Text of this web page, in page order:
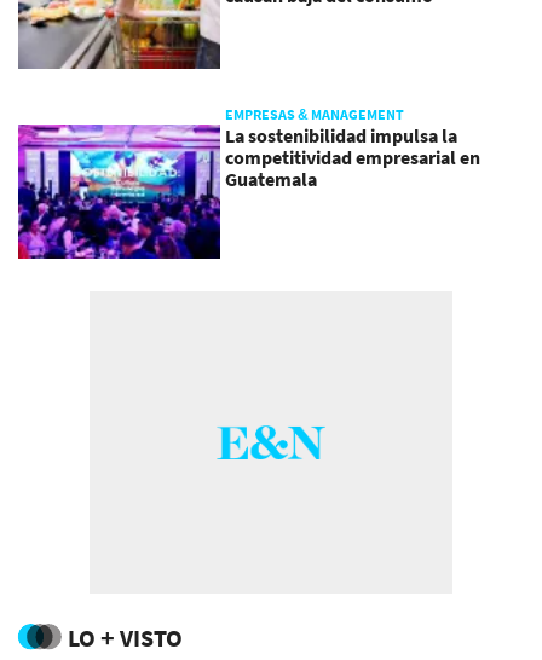
EMPRESAS & MANAGEMENT
La sostenibilidad impulsa la
competitividad empresarial en
Guatemala
LO + VISTO